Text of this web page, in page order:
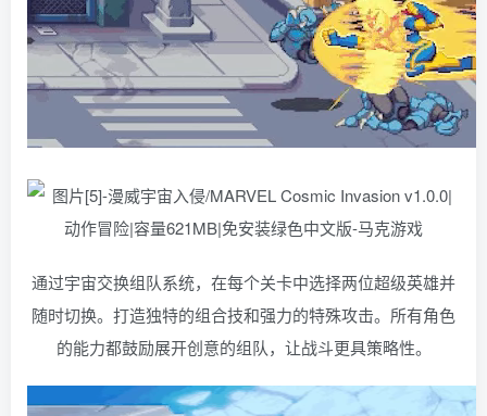
通过宇宙交换组队系统，在每个关卡中选择两位超级英雄并
随时切换。打造独特的组合技和强力的特殊攻击。所有角色
的能力都鼓励展开创意的组队，让战斗更具策略性。